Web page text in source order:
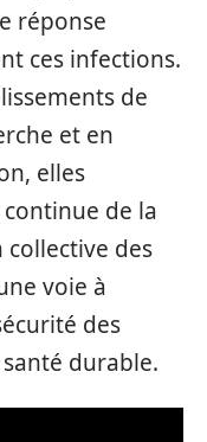
réponse
ces infections.
de
et en
elles
de la
collective des
voie à
des
durable.